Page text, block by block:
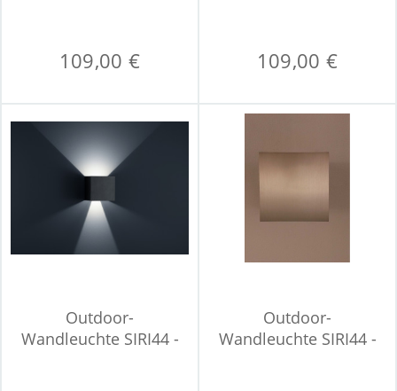
109,00 € 109,00 €
Outdoor-
Wandleuchte SIRI44 -
Outdoor-
Wandleuchte SIRI44 -